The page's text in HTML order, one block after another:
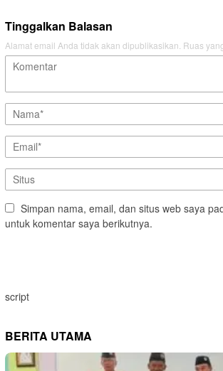
Tinggalkan Balasan
Alamat email Anda tidak akan dipublikasikan. Ruas
Simpan nama, email, dan situs web saya
untuk komentar saya berikutnya.
script
BERITA UTAMA